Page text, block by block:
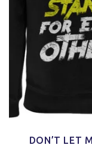
DON’T LET